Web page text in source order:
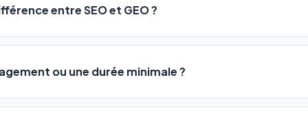
entre SEO et GEO ?
vous positionne sur les moteurs classiques :
Optimization) va plus loin : il fait en sorte que les IA
citent comme référence dans leurs réponses. Notre
ou une durée minimale ?
nos packs sont résiliables à tout moment, directement